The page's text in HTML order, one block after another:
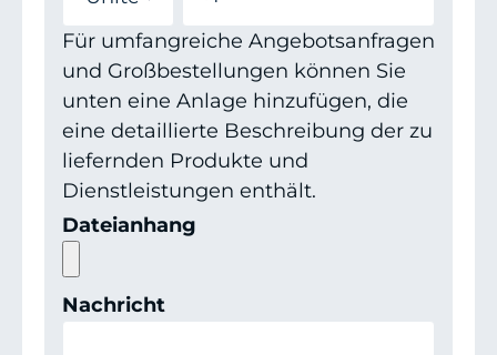
Für umfangreiche Angebotsanfragen
und Großbestellungen können Sie
unten eine Anlage hinzufügen, die
eine detaillierte Beschreibung der zu
liefernden Produkte und
Dienstleistungen enthält.
Dateianhang
Nachricht